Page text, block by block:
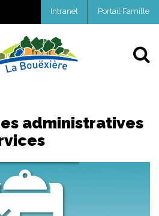
Intranet Portail Famille
administratives